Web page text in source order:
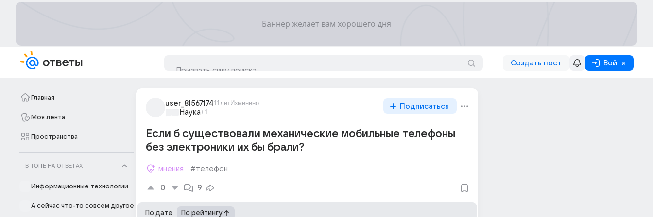
Создать пост Войти
Главная
Моя лента
Пространства
В ТОПЕ НА ОТВЕТАХ
Информационные технологии
А сейчас что-то совсем другое
user_8156717411летИзменено
Наука+1
Подписаться
Если б существовали механические мобильные телефоны
без электроники их бы брали?
мнения #телефон
0 9
По дате По рейтингу